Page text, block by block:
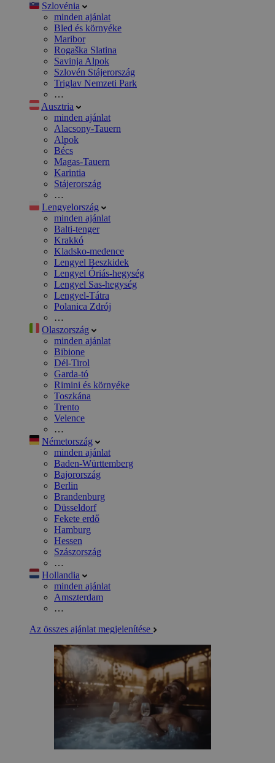
Szlovénia
minden ajánlat
Bled és környéke
Maribor
Rogaška Slatina
Savinja Alpok
Szlovén Stájerország
Triglav Nemzeti Park
…
Ausztria
minden ajánlat
Alacsony-Tauern
Alpok
Bécs
Magas-Tauern
Karintia
Stájerország
…
Lengyelország
minden ajánlat
Balti-tenger
Krakkó
Kladsko-medence
Lengyel Beszkidek
Lengyel Óriás-hegység
Lengyel Sas-hegység
Lengyel-Tátra
Polanica Zdrój
…
Olaszország
minden ajánlat
Bibione
Dél-Tirol
Garda-tó
Rimini és környéke
Toszkána
Trento
Velence
…
Németország
minden ajánlat
Baden-Württemberg
Bajorország
Berlin
Brandenburg
Düsseldorf
Fekete erdő
Hamburg
Hessen
Szászország
…
Hollandia
minden ajánlat
Amszterdam
…
Az összes ajánlat megjelenítése